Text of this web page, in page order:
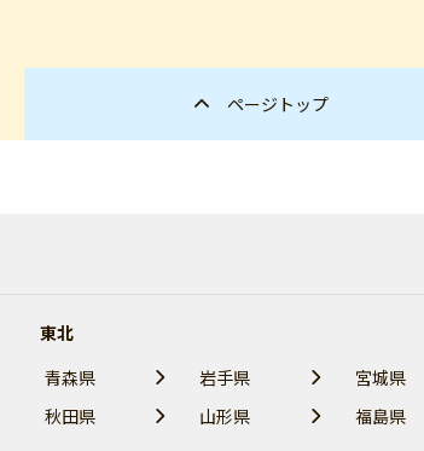
ページトップ
東北
青森県
岩手県
宮城県
秋田県
山形県 福島県